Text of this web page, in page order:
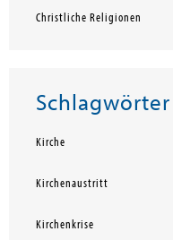
Christliche Religionen
Schlagwörter
Kirche
Kirchenaustritt
Kirchenkrise